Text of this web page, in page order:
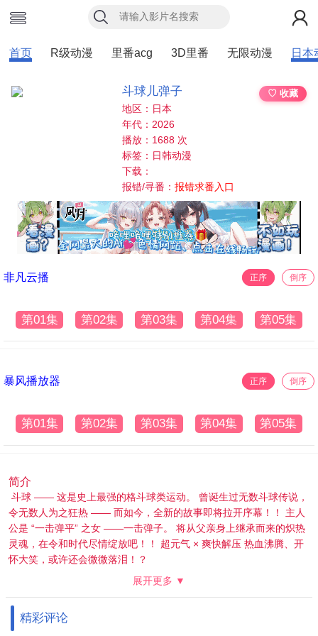
首页 R级动漫 里番acg 3D里番 无限动漫 日本
斗球儿弹子
♡ 收藏
地区：日本
年代：2026
播放：1688 次
标签：日韩动漫
下载：
报错/寻番：报错求番入口
非凡云播 正序 倒序
第01集 第02集 第03集 第04集 第05集
暴风播放器 正序 倒序
第01集 第02集 第03集 第04集 第05集
简介
斗球 —— 这是史上最强的格斗球类运动。 曾诞生过无数斗球传说，
令无数人为之狂热 —— 而如今，全新的故事即将拉开序幕！！ 主人
公是 “一击弹平” 之女 ——一击弹子。 将从父亲身上继承而来的炽热
灵魂，在令和时代尽情绽放吧！！ 超元气 × 爽快解压 热血沸腾、开
怀大笑，或许还会微微落泪！？
展开更多 ▼
精彩评论